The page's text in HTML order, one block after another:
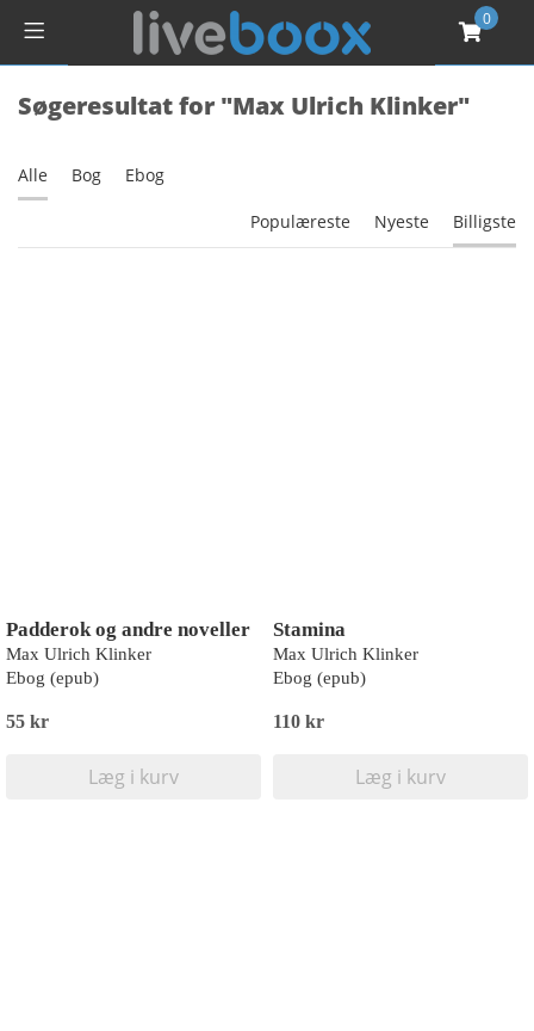
0
Søgeresultat for "Max Ulrich Klinker"
Alle Bog Ebog
Populæreste Nyeste Billigste
Padderok og andre noveller
Max Ulrich Klinker
Ebog (epub)
55 kr
Læg i kurv
Stamina
Max Ulrich Klinker
Ebog (epub)
110 kr
Læg i kurv